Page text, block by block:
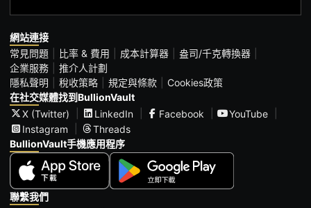
網站連接
常見問題
比率 & 費用 成本計算器
盎司/千克轉換器
企業服務
推介人計劃
隱私聲明
稅收策略 規定與條款
Cookies政策
在社交媒體找到BullionVault
X (Twitter)
LinkedIn Facebook
YouTube
Instagram
Threads
BullionVault手機應用程序
聯繫我們